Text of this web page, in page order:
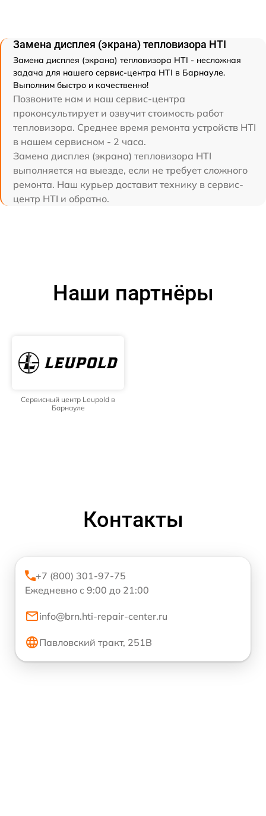
Замена дисплея (экрана) тепловизора HTI
Замена дисплея (экрана) тепловизора HTI - несложная
задача для нашего сервис-центра HTI в Барнауле.
Выполним быстро и качественно!
Позвоните нам и наш сервис-центра
проконсультирует и озвучит стоимость работ
тепловизора. Среднее время ремонта устройств HTI
в нашем сервисном - 2 часа.
Замена дисплея (экрана) тепловизора HTI
выполняется на выезде, если не требует сложного
ремонта. Наш курьер доставит технику в сервис-
центр HTI и обратно.
Наши партнёры
Сервисный центр Leupold в
Барнауле
Контакты
+7 (800) 301-97-75
Ежедневно с 9:00 до 21:00
info@brn.hti-repair-center.ru
Павловский тракт, 251В